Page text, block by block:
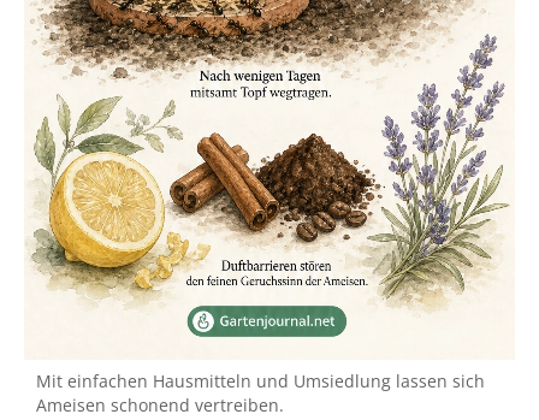
Mit einfachen Hausmitteln und Umsiedlung lassen sich
Ameisen schonend vertreiben.